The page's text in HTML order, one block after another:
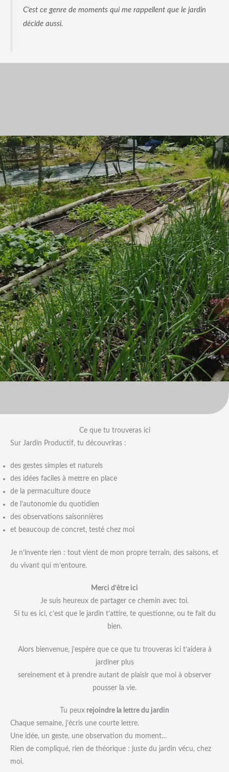
C’est ce genre de moments qui me rappellent que le jardin
décide aussi.
Ce que tu trouveras ici
Sur Jardin Productif, tu découvriras :
des gestes simples et naturels
des idées faciles à mettre en place
de la permaculture douce
de l’autonomie du quotidien
des observations saisonnières
et beaucoup de concret, testé chez moi
Je n’invente rien : tout vient de mon propre terrain, des saisons, et
du vivant qui m’entoure.
Merci d’être ici
Je suis heureux de partager ce chemin avec toi.
Si tu es ici, c’est que le jardin t’attire, te questionne, ou te fait du
bien.
Alors bienvenue, j’espère que ce que tu trouveras ici t’aidera à
jardiner plus
sereinement et à prendre autant de plaisir que moi à observer
pousser la vie.
Tu peux rejoindre la lettre du jardin
Chaque semaine, j’écris une courte lettre.
Une idée, un geste, une observation du moment…
Rien de compliqué, rien de théorique : juste du jardin vécu, chez
moi.